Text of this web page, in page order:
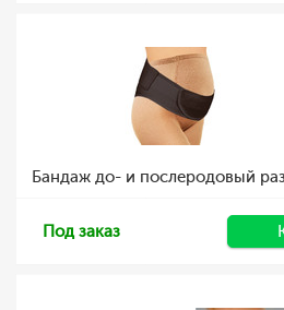
Бандаж до- и послеродовый
Под заказ